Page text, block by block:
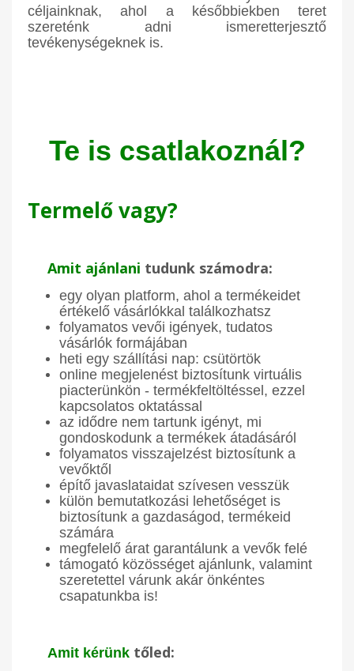
céljainknak, ahol a későbbiekben teret
szereténk adni ismeretterjesztő
tevékenységeknek is.
Te is csatlakoznál?
Termelő vagy?
Amit ajánlani tudunk számodra:
egy olyan platform, ahol a termékeidet
értékelő vásárlókkal találkozhatsz
folyamatos vevői igények, tudatos
vásárlók formájában
heti egy szállítási nap: csütörtök
online megjelenést biztosítunk virtuális
piacterünkön - termékfeltöltéssel, ezzel
kapcsolatos oktatással
az idődre nem tartunk igényt, mi
gondoskodunk a termékek átadásáról
folyamatos visszajelzést biztosítunk a
vevőktől
építő javaslataidat szívesen vesszük
külön bemutatkozási lehetőséget is
biztosítunk a gazdaságod, termékeid
számára
megfelelő árat garantálunk a vevők felé
támogató közösséget ajánlunk, valamint
szeretettel várunk akár önkéntes
csapatunkba is!
Amit kérünk tőled: